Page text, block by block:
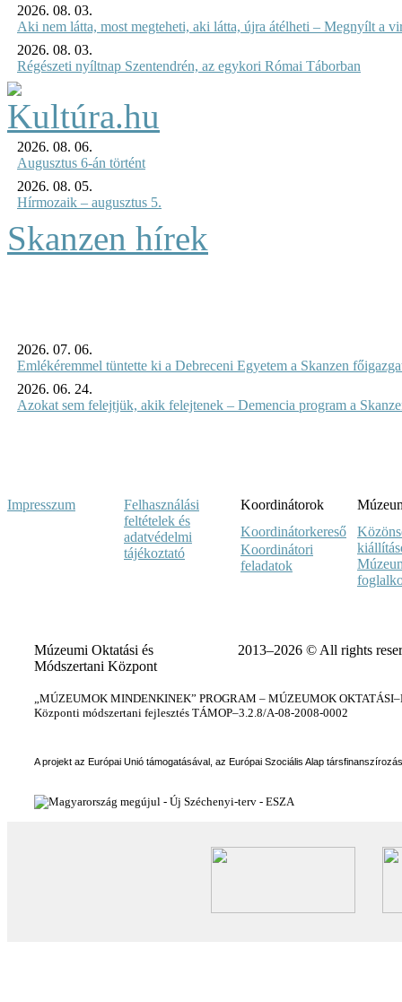
2026. 08. 03.
Aki nem látta, most megteheti, aki látta, újra átélheti – Megnyílt a
2026. 08. 03.
Régészeti nyíltnap Szentendrén, az egykori Római Táborban
2026. 08. 06.
Augusztus 6-án történt
2026. 08. 05.
Hírmozaik – augusztus 5.
Skanzen hírek
2026. 07. 06.
Emlékéremmel tüntette ki a Debreceni Egyetem a Skanzen
2026. 06. 24.
Azokat sem felejtjük, akik felejtenek – Demencia program a
Impresszum
Felhasználási
feltételek és
adatvédelmi
tájékoztató
Koordinátorok
Koordinátorkereső
Koordinátori
feladatok
Múzeumi Oktatási és
Módszertani Központ
2013–2026 © All rights
„MÚZEUMOK MINDENKINEK” PROGRAM – MÚZEUMOK
Központi módszertani fejlesztés TÁMOP–3.2.8/A-08-2008-0002
A projekt az Európai Unió támogatásával, az Európai Szociális Alap